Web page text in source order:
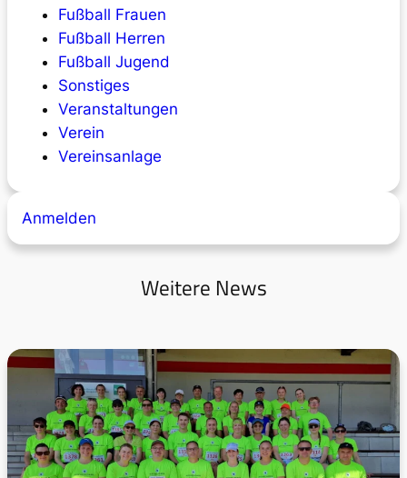
Fußball Frauen
Fußball Herren
Fußball Jugend
Sonstiges
Veranstaltungen
Verein
Vereinsanlage
Anmelden
Weitere News